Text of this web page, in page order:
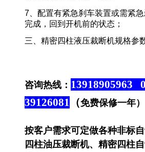
7、配置有紧急刹车装置或需紧
完成，回到开机前的状态；
三、精密四柱液压裁断机规格参
咨询热线： 13918905963
39126081 （免费保修一年）
按客户需求可定做各种非标自
四柱油压裁断机、精密四柱